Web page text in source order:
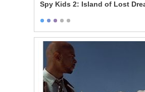
Spy Kids 2: Island of Lost